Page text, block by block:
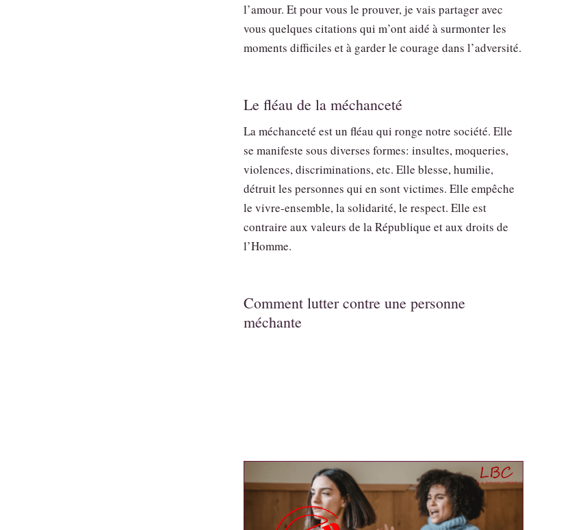
l’amour. Et pour vous le prouver, je vais partager avec
vous quelques citations qui m’ont aidé à surmonter les
moments difficiles et à garder le courage dans l’adversité.
Le fléau de la méchanceté
La méchanceté est un fléau qui ronge notre société. Elle
se manifeste sous diverses formes: insultes, moqueries,
violences, discriminations, etc. Elle blesse, humilie,
détruit les personnes qui en sont victimes. Elle empêche
le vivre-ensemble, la solidarité, le respect. Elle est
contraire aux valeurs de la République et aux droits de
l’Homme.
Comment lutter contre une personne
méchante